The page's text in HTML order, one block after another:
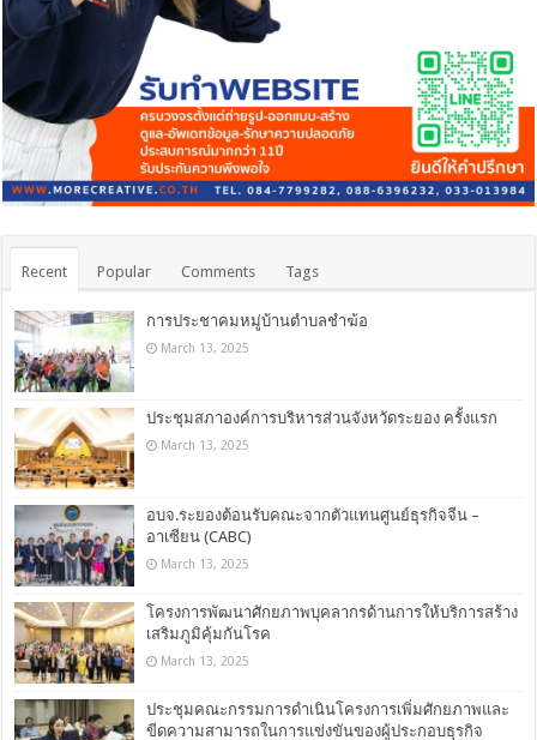
Recent Popular Comments Tags
การประชาคมหมู่บ้านตำบลชำฆ้อ
March 13, 2025
ประชุมสภาองค์การบริหารส่วนจังหวัดระยอง ครั้งแรก
March 13, 2025
อบจ.ระยองต้อนรับคณะจากตัวแทนศูนย์ธุรกิจจีน –
อาเซียน (CABC)
March 13, 2025
โครงการพัฒนาศักยภาพบุคลากรด้านการให้บริการสร้าง
เสริมภูมิคุ้มกันโรค
March 13, 2025
ประชุมคณะกรรมการดำเนินโครงการเพิ่มศักยภาพและ
ขีดความสามารถในการแข่งขันของผู้ประกอบธุรกิจ